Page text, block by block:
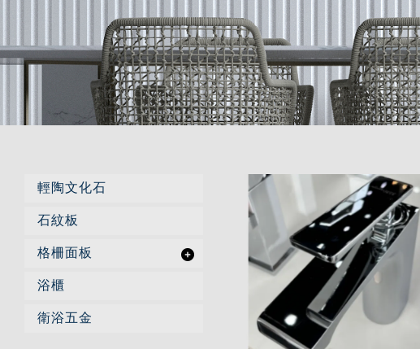
輕陶文化石
石紋板
格柵面板
浴櫃
衛浴五金